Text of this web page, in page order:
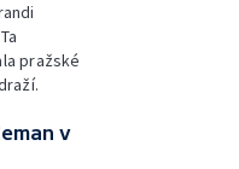
pražské
v